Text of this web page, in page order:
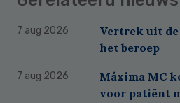
7 aug 2026
Vertrek uit
het beroep
7 aug 2026
Máxima MC
voor patiënt